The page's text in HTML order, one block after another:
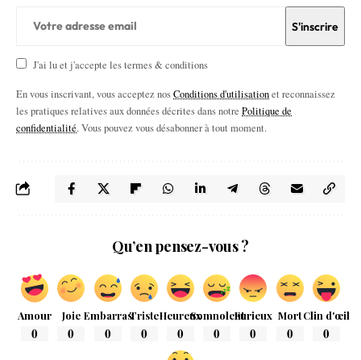
J'ai lu et j'accepte les termes & conditions
En vous inscrivant, vous acceptez nosConditions d'utilisationet reconnaissez
les pratiques relatives aux données décrites dans notre Politique de
confidentialité. Vous pouvez vous désabonner à tout moment.
Qu’en pensez-vous ?
Amour
0
Joie
0
Embarras
0
Triste
0
Heureux
0
Somnolent
0
Furieux
0
Mort
0
Clin d'œil
0